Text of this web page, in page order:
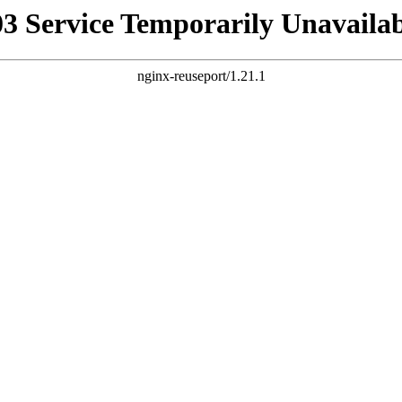
Service Temporarily
nginx-reuseport/1.21.1